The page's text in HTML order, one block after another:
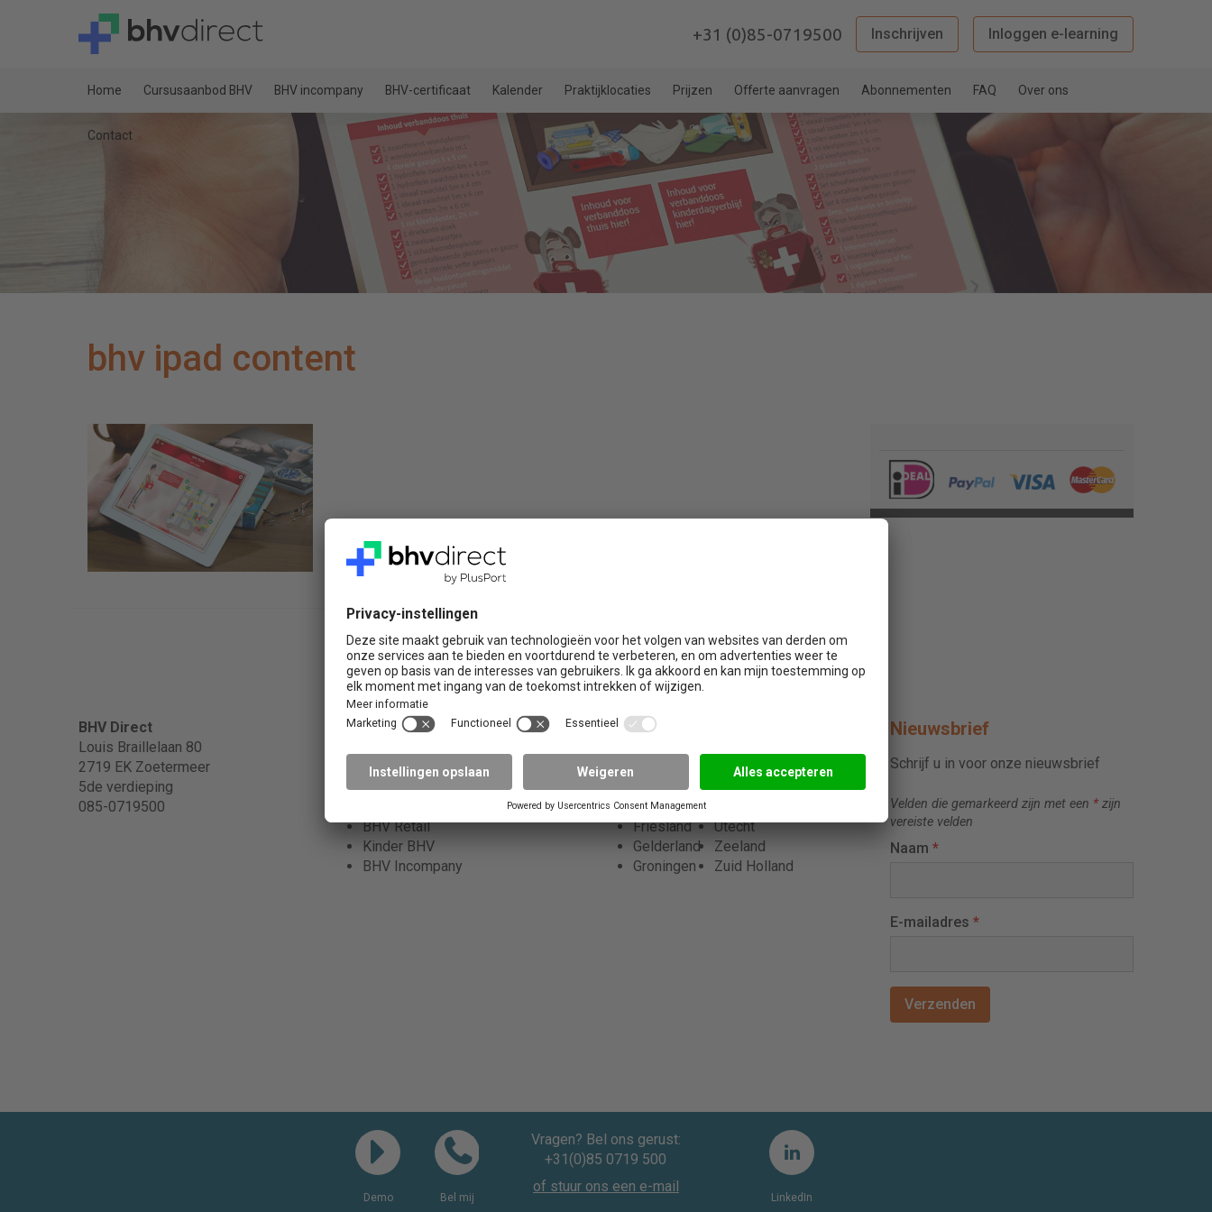
+31 (0)85-0719500 Inschrijven Inloggen e-learning
Home Cursusaanbod BHV BHV incompany BHV-certificaat Kalender Praktijklocaties Prijzen Offerte aanvragen Abonnementen FAQ Over ons
Contact
bhv ipad content
BHV Direct
Louis Braillelaan 80
2719 EK Zoetermeer
5de verdieping
085-0719500
Populaire trainingen
BHV
BHV in de zorg
BHV Retail
Kinder BHV
BHV Incompany
Praktijklocaties
Drenthe
Flevoland
Friesland
Gelderland
Groningen
Limburg
Noord Holland
Utecht
Zeeland
Zuid Holland
Nieuwsbrief
Schrijf u in voor onze nieuwsbrief
Velden die gemarkeerd zijn met een * zijn
vereiste velden
Naam *
E-mailadres *
Demo Bel mij
Vragen? Bel ons gerust:
+31(0)85 0719 500
of stuur ons een e-mail
LinkedIn